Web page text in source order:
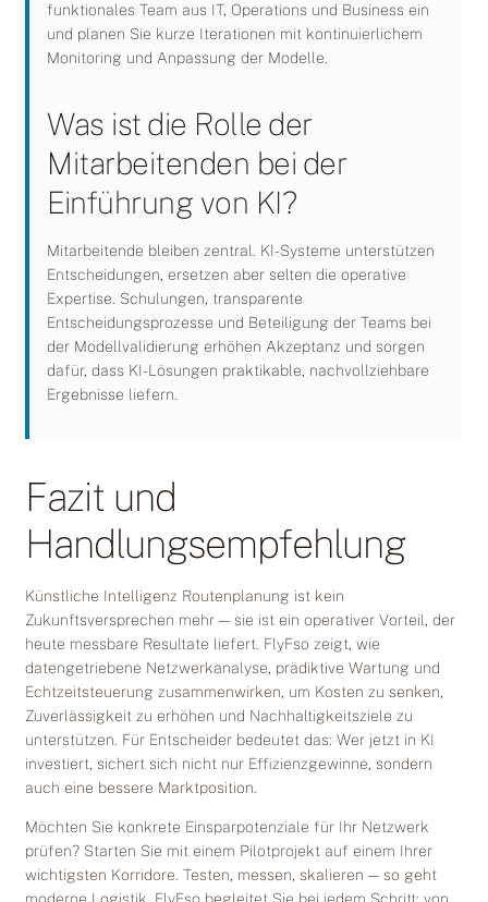
funktionales Team aus IT, Operations und Business ein
und planen Sie kurze Iterationen mit kontinuierlichem
Monitoring und Anpassung der Modelle.
Was ist die Rolle der
Mitarbeitenden bei der
Einführung von KI?
Mitarbeitende bleiben zentral. KI-Systeme unterstützen
Entscheidungen, ersetzen aber selten die operative
Expertise. Schulungen, transparente
Entscheidungsprozesse und Beteiligung der Teams bei
der Modellvalidierung erhöhen Akzeptanz und sorgen
dafür, dass KI-Lösungen praktikable, nachvollziehbare
Ergebnisse liefern.
Fazit und
Handlungsempfehlung
Künstliche Intelligenz Routenplanung ist kein
Zukunftsversprechen mehr — sie ist ein operativer Vorteil, der
heute messbare Resultate liefert. FlyFso zeigt, wie
datengetriebene Netzwerkanalyse, prädiktive Wartung und
Echtzeitsteuerung zusammenwirken, um Kosten zu senken,
Zuverlässigkeit zu erhöhen und Nachhaltigkeitsziele zu
unterstützen. Für Entscheider bedeutet das: Wer jetzt in KI
investiert, sichert sich nicht nur Effizienzgewinne, sondern
auch eine bessere Marktposition.
Möchten Sie konkrete Einsparpotenziale für Ihr Netzwerk
prüfen? Starten Sie mit einem Pilotprojekt auf einem Ihrer
wichtigsten Korridore. Testen, messen, skalieren — so geht